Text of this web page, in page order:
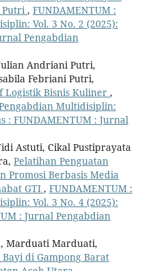
Putri, FUNDAMENTUM :
Vol. 3 No. 2 (2025):
Pengabdian
Andriani Putri,
Febriani Putri,
Logistik Bisnis Kuliner ,
Multidisiplin:
: FUNDAMENTUM : Jurnal
Astuti, Cikal Pustiprayata
Pelatihan Penguatan
Promosi Berbasis Media
GTI , FUNDAMENTUM :
Vol. 3 No. 4 (2025):
: Jurnal Pengabdian
Marduati Marduati,
di Gampong Barat